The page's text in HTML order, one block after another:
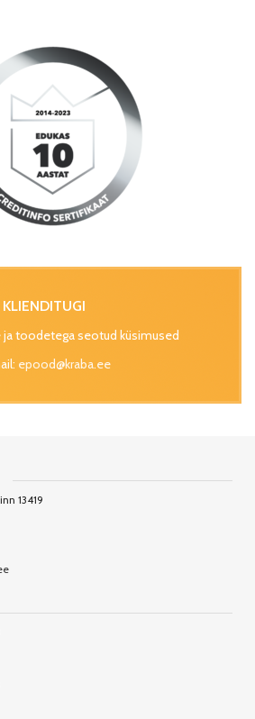
KLIENDITUGI
toodetega seotud küsimused
epood@kraba.ee
13419